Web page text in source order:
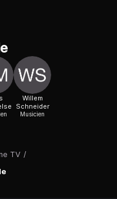
TV /
Willem
Schneider
Musicien